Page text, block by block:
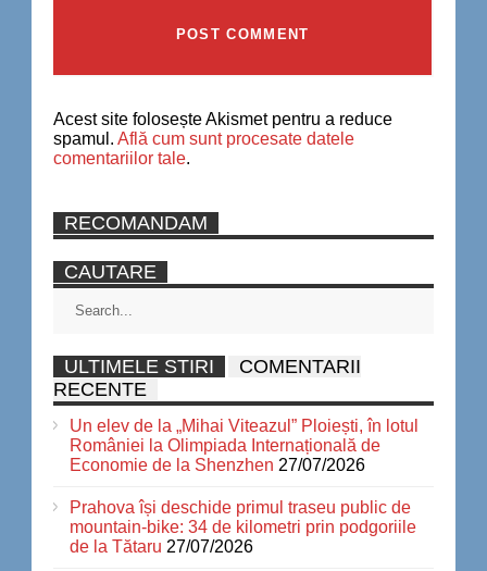
Acest site folosește Akismet pentru a reduce
spamul. Află cum sunt procesate datele
comentariilor tale.
RECOMANDAM
CAUTARE
ULTIMELE STIRI
COMENTARII
RECENTE
Un elev de la „Mihai Viteazul” Ploiești, în lotul
României la Olimpiada Internațională de
Economie de la Shenzhen 27/07/2026
Prahova își deschide primul traseu public de
mountain-bike: 34 de kilometri prin podgoriile
de la Tătaru 27/07/2026